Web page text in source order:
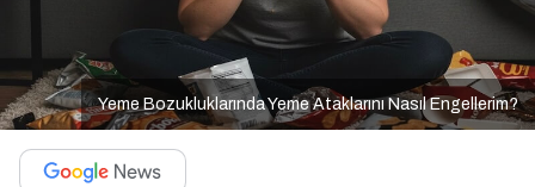
Yeme Bozukluklarında Yeme Ataklarını Nasıl Engellerim?